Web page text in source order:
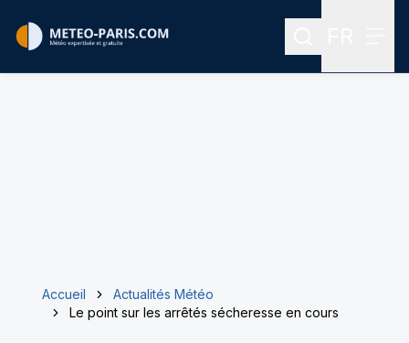
Rechercher
Accueil
Actualités Météo
Le point sur les arrêtés sécheresse en cours